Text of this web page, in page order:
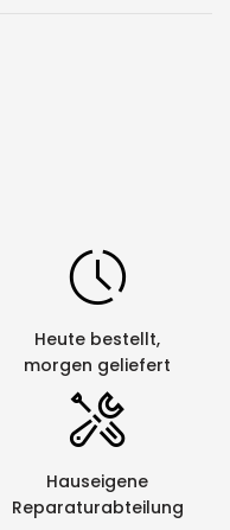
Heute bestellt,
morgen geliefert
Hauseigene
Reparaturabteilung